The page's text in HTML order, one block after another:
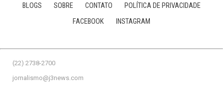
BLOGS SOBRE CONTATO
POLÍTICA DE PRIVACIDADE
FACEBOOK
INSTAGRAM
(22) 2738-2700
jornalismo@j3news.com